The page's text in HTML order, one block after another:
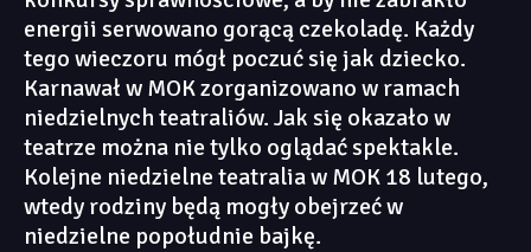
energii serwowano gorącą czekoladę. Każdy
tego wieczoru mógł poczuć się jak dziecko.
Karnawał w MOK zorganizowano w ramach
niedzielnych teatraliów. Jak się okazało w
teatrze można nie tylko oglądać spektakle.
Kolejne niedzielne teatralia w MOK 18 lutego,
wtedy rodziny będą mogły obejrzeć w
niedzielne popołudnie bajkę.